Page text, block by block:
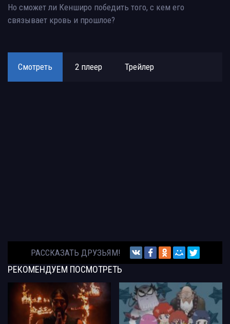
Но сможет ли Кенширо победить того, с кем его
связывает кровь и прошлое?
Смотреть 2 плеер Трейлер
РАССКАЗАТЬ ДРУЗЬЯМ!
РЕКОМЕНДУЕМ ПОСМОТРЕТЬ